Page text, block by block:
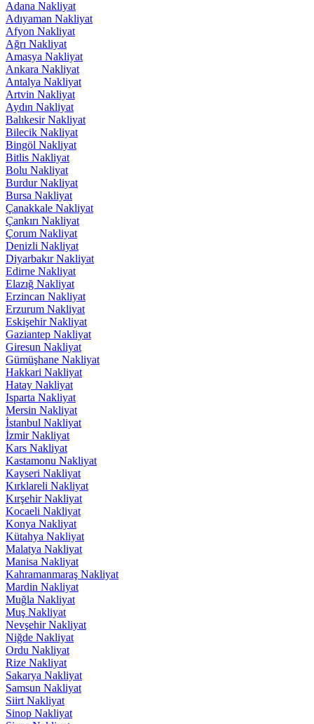
Adana Nakliyat
Adıyaman Nakliyat
Afyon Nakliyat
Ağrı Nakliyat
Amasya Nakliyat
Ankara Nakliyat
Antalya Nakliyat
Artvin Nakliyat
Aydın Nakliyat
Balıkesir Nakliyat
Bilecik Nakliyat
Bingöl Nakliyat
Bitlis Nakliyat
Bolu Nakliyat
Burdur Nakliyat
Bursa Nakliyat
Çanakkale Nakliyat
Çankırı Nakliyat
Çorum Nakliyat
Denizli Nakliyat
Diyarbakır Nakliyat
Edirne Nakliyat
Elazığ Nakliyat
Erzincan Nakliyat
Erzurum Nakliyat
Eskişehir Nakliyat
Gaziantep Nakliyat
Giresun Nakliyat
Gümüşhane Nakliyat
Hakkari Nakliyat
Hatay Nakliyat
Isparta Nakliyat
Mersin Nakliyat
İstanbul Nakliyat
İzmir Nakliyat
Kars Nakliyat
Kastamonu Nakliyat
Kayseri Nakliyat
Kırklareli Nakliyat
Kırşehir Nakliyat
Kocaeli Nakliyat
Konya Nakliyat
Kütahya Nakliyat
Malatya Nakliyat
Manisa Nakliyat
Kahramanmaraş Nakliyat
Mardin Nakliyat
Muğla Nakliyat
Muş Nakliyat
Nevşehir Nakliyat
Niğde Nakliyat
Ordu Nakliyat
Rize Nakliyat
Sakarya Nakliyat
Samsun Nakliyat
Siirt Nakliyat
Sinop Nakliyat